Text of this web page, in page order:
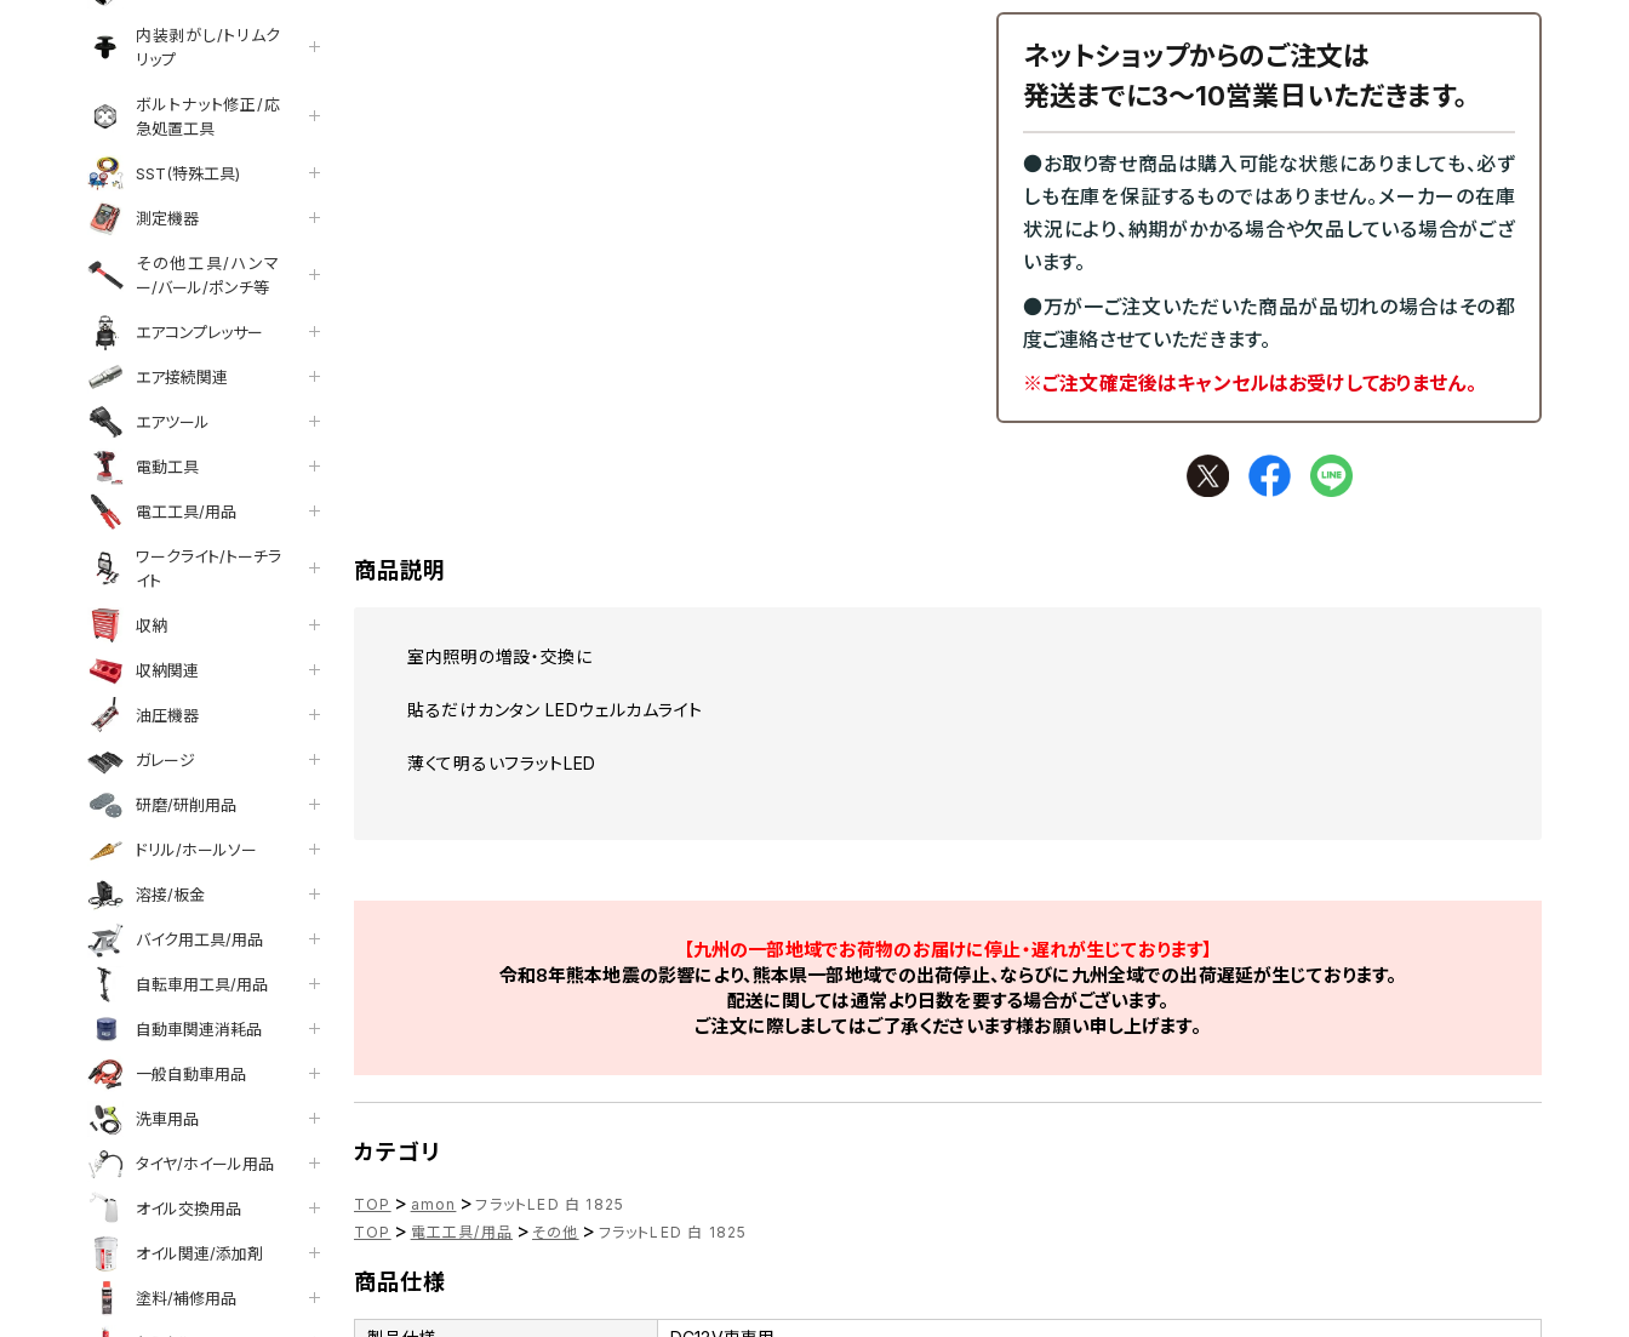
内装剥がし/トリムク
リップ
ボルトナット修正/応
急処置工具
SST(特殊工具)
測定機器
その他工具/ハンマ
ー/バール/ポンチ等
エアコンプレッサー
エア接続関連
エアツール
電動工具
電工工具/用品
ワークライト/トーチラ
イト
収納
収納関連
油圧機器
ガレージ
研磨/研削用品
ドリル/ホールソー
溶接/板金
バイク用工具/用品
自転車用工具/用品
自動車関連消耗品
一般自動車用品
洗車用品
タイヤ/ホイール用品
オイル交換用品
オイル関連/添加剤
塗料/補修用品
ネットショップからのご注文は
発送までに3～10営業日いただきます。
●お取り寄せ商品は購入可能な状態にありましても、必ず
しも在庫を保証するものではありません。メーカーの在庫
状況により、納期がかかる場合や欠品している場合がござ
います。
●万が一ご注文いただいた商品が品切れの場合はその都
度ご連絡させていただきます。
※ご注文確定後はキャンセルはお受けしておりません。
facebook
line
商品説明
室内照明の増設・交換に
貼るだけカンタン LEDウェルカムライト
薄くて明るいフラットLED
【九州の一部地域でお荷物のお届けに停止・遅れが生じております】
令和8年熊本地震の影響により、熊本県一部地域での出荷停止、ならびに九州全域での出荷遅延が生じております。
配送に関しては通常より日数を要する場合がございます。
ご注文に際しましてはご了承くださいます様お願い申し上げます。
カテゴリ
TOP > amon > フラットLED 白 1825
TOP > 電工工具/用品 > その他 > フラットLED 白 1825
商品仕様